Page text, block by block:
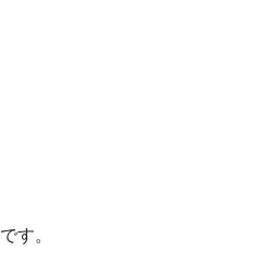
です。